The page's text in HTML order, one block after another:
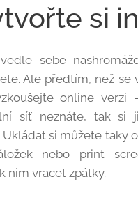
si
sebe
Ale předtím, než se
online verzi
síť neznáte, tak si
si můžete taky
nebo print
nim vracet zpátky.